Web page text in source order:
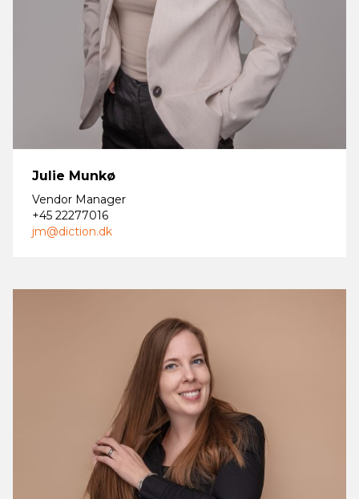
Julie Munkø
Vendor Manager
+45 22277016
jm@diction.dk